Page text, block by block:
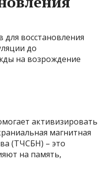
восстановления
до
на возрождение
активизировать
магнитная
(ТЧСБН) – это
на память,